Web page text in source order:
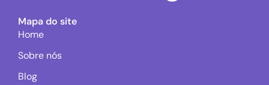
Mapa do site
Home
Sobre nós
Blog